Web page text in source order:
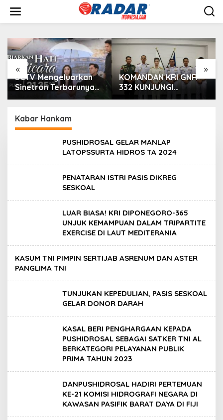
w
« »
SCTV Mengeluarkan
Sinetron Terbarunya
“Biarkan Hati Bicara”,
Rastanty, Rangga
Azof, Rendi John
KOMANDAN KRI GNR-
332 KUNJUNGI
PEJABAT PEMERINTAH
Kabar Hankam
PUSHIDROSAL GELAR MANLAP
LATOPSSURTA HIDROS TA 2024
PENATARAN ISTRI PASIS DIKREG
SESKOAL
LUAR BIASA! KRI DIPONEGORO-365
UNJUK KEMAMPUAN DALAM TRIPARTITE
EXERCISE DI LAUT MEDITERANIA
KASUM TNI PIMPIN SERTIJAB ASRENUM DAN ASTER
PANGLIMA TNI
TUNJUKAN KEPEDULIAN, PASIS SESKOAL
GELAR DONOR DARAH
KASAL BERI PENGHARGAAN KEPADA
PUSHIDROSAL SEBAGAI SATKER TNI AL
BERKATEGORI PELAYANAN PUBLIK
PRIMA TAHUN 2023
DANPUSHIDROSAL HADIRI PERTEMUAN
KE-21 KOMISI HIDROGRAFI NEGARA DI
KAWASAN PASIFIK BARAT DAYA DI FIJI